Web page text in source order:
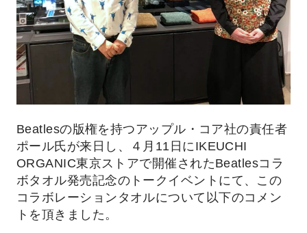
Beatlesの版権を持つアップル・コア社の責任者
ポール氏が来日し、４月11日にIKEUCHI
ORGANIC東京ストアで開催されたBeatlesコラ
ボタオル発売記念のトークイベントにて、この
コラボレーションタオルについて以下のコメン
トを頂きました。